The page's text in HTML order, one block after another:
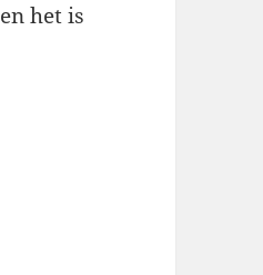
het is